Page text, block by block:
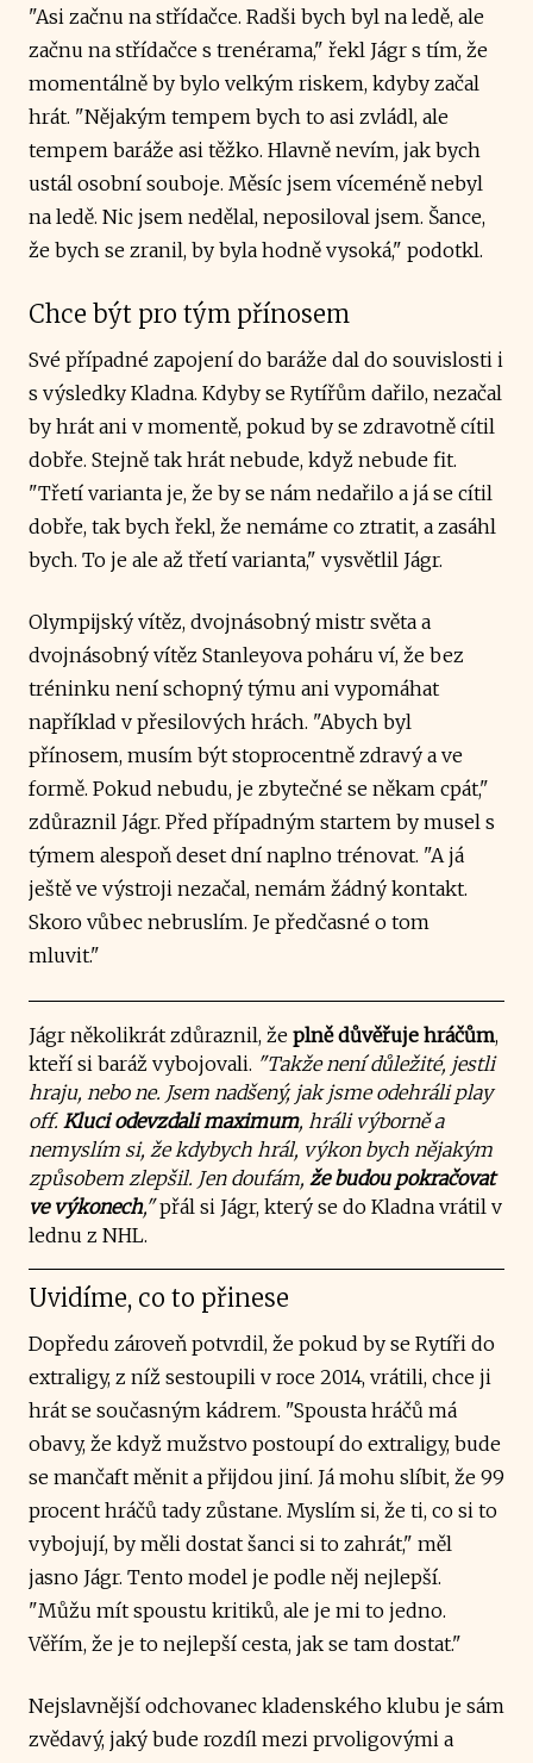
"Asi začnu na střídačce. Radši bych byl na ledě, ale
začnu na střídačce s trenérama," řekl Jágr s tím, že
momentálně by bylo velkým riskem, kdyby začal
hrát. "Nějakým tempem bych to asi zvládl, ale
tempem baráže asi těžko. Hlavně nevím, jak bych
ustál osobní souboje. Měsíc jsem víceméně nebyl
na ledě. Nic jsem nedělal, neposiloval jsem. Šance,
že bych se zranil, by byla hodně vysoká," podotkl.
Chce být pro tým přínosem
Své případné zapojení do baráže dal do souvislosti i
s výsledky Kladna. Kdyby se Rytířům dařilo, nezačal
by hrát ani v momentě, pokud by se zdravotně cítil
dobře. Stejně tak hrát nebude, když nebude fit.
"Třetí varianta je, že by se nám nedařilo a já se cítil
dobře, tak bych řekl, že nemáme co ztratit, a zasáhl
bych. To je ale až třetí varianta," vysvětlil Jágr.
Olympijský vítěz, dvojnásobný mistr světa a
dvojnásobný vítěz Stanleyova poháru ví, že bez
tréninku není schopný týmu ani vypomáhat
například v přesilových hrách. "Abych byl
přínosem, musím být stoprocentně zdravý a ve
formě. Pokud nebudu, je zbytečné se někam cpát,"
zdůraznil Jágr. Před případným startem by musel s
týmem alespoň deset dní naplno trénovat. "A já
ještě ve výstroji nezačal, nemám žádný kontakt.
Skoro vůbec nebruslím. Je předčasné o tom
mluvit."
Jágr několikrát zdůraznil, že plně důvěřuje hráčům,
kteří si baráž vybojovali. "Takže není důležité, jestli
hraju, nebo ne. Jsem nadšený, jak jsme odehráli play
off. Kluci odevzdali maximum, hráli výborně a
nemyslím si, že kdybych hrál, výkon bych nějakým
způsobem zlepšil. Jen doufám, že budou pokračovat
ve výkonech,"přál si Jágr, který se do Kladna vrátil v
lednu z NHL.
Uvidíme, co to přinese
Dopředu zároveň potvrdil, že pokud by se Rytíři do
extraligy, z níž sestoupili v roce 2014, vrátili, chce ji
hrát se současným kádrem. "Spousta hráčů má
obavy, že když mužstvo postoupí do extraligy, bude
se mančaft měnit a přijdou jiní. Já mohu slíbit, že 99
procent hráčů tady zůstane. Myslím si, že ti, co si to
vybojují, by měli dostat šanci si to zahrát," měl
jasno Jágr. Tento model je podle něj nejlepší.
"Můžu mít spoustu kritiků, ale je mi to jedno.
Věřím, že je to nejlepší cesta, jak se tam dostat."
Nejslavnější odchovanec kladenského klubu je sám
zvědavý, jaký bude rozdíl mezi prvoligovými a